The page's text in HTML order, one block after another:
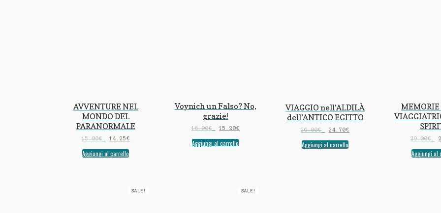
AVVENTURE NEL
MONDO DEL
PARANORMALE
15.00€ 14.25€
Aggiungi al carrello
Voynich un Falso? No,
grazie!
16.00€ 15.20€
Aggiungi al carrello
VIAGGIO nell’ALDILÀ
dell’ANTICO EGITTO
26.00€ 24.70€
Aggiungi al carrello
29.00€
Aggiungi al
SALE! SALE!